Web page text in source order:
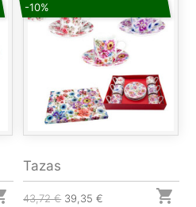
-10%
Tazas
43,72 € 39,35 € 